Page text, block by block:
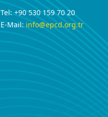
Tel: +90 530 159 70 20
E-Mail: info@epcd.org.tr